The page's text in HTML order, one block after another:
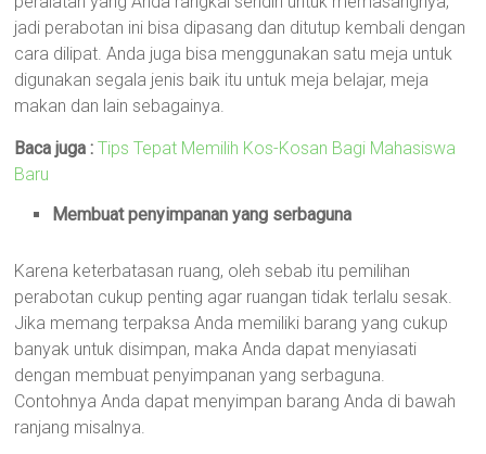
jadi perabotan ini bisa dipasang dan ditutup kembali dengan
cara dilipat. Anda juga bisa menggunakan satu meja untuk
digunakan segala jenis baik itu untuk meja belajar, meja
makan dan lain sebagainya.
Baca juga :Tips Tepat Memilih Kos-Kosan Bagi Mahasiswa
Baru
Membuat penyimpanan yang serbaguna
Karena keterbatasan ruang, oleh sebab itu pemilihan
perabotan cukup penting agar ruangan tidak terlalu sesak.
Jika memang terpaksa Anda memiliki barang yang cukup
banyak untuk disimpan, maka Anda dapat menyiasati
dengan membuat penyimpanan yang serbaguna.
Contohnya Anda dapat menyimpan barang Anda di bawah
ranjang misalnya.